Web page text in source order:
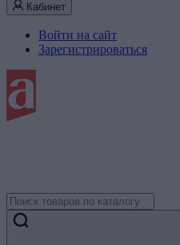
Кабинет
Войти на сайт
Зарегистрироваться